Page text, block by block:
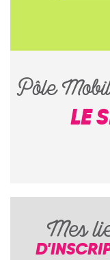
Pôle
LE
Mes